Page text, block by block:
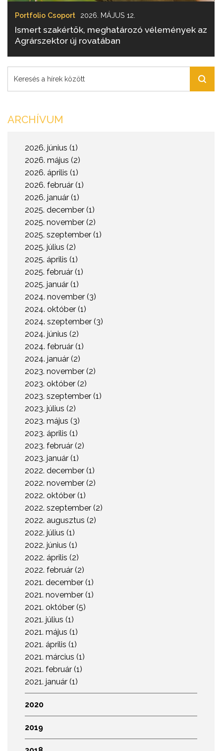
Portfolio Csoport 2026. MÁJUS 12.
Ismert szakértők, meghatározó vélemények az
Agrárszektor új rovatában
ARCHÍVUM
2026. június (1)
2026. május (2)
2026. április (1)
2026. február (1)
2026. január (1)
2025. december (1)
2025. november (2)
2025. szeptember (1)
2025. július (2)
2025. április (1)
2025. február (1)
2025. január (1)
2024. november (3)
2024. október (1)
2024. szeptember (3)
2024. június (2)
2024. február (1)
2024. január (2)
2023. november (2)
2023. október (2)
2023. szeptember (1)
2023. július (2)
2023. május (3)
2023. április (1)
2023. február (2)
2023. január (1)
2022. december (1)
2022. november (2)
2022. október (1)
2022. szeptember (2)
2022. augusztus (2)
2022. július (1)
2022. június (1)
2022. április (2)
2022. február (2)
2021. december (1)
2021. november (1)
2021. október (5)
2021. július (1)
2021. május (1)
2021. április (1)
2021. március (1)
2021. február (1)
2021. január (1)
2020
2019